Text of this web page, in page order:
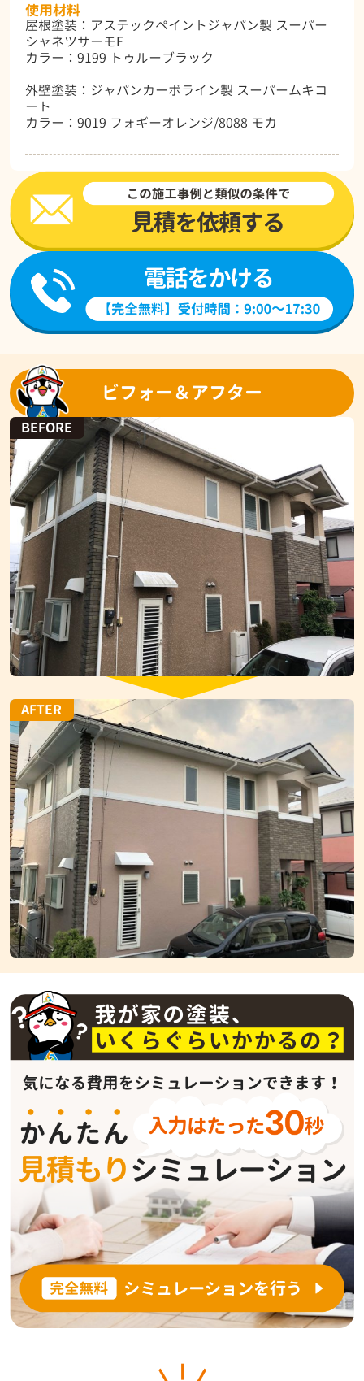
使用材料
屋根塗装：アステックペイントジャパン製 スーパー
シャネツサーモF
カラー：9199 トゥルーブラック
外壁塗装：ジャパンカーボライン製 スーパームキコ
ート
カラー：9019 フォギーオレンジ/8088 モカ
ビフォー＆アフター